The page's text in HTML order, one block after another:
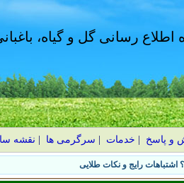
اطلاع رسانی گل و گیاه،
و پاسخ خدمات سرگرمی ها نقشه
اشتباهات رایج و نکات طلایی